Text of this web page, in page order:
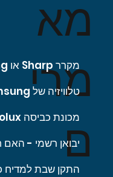
מא
מרי
ם
מקרר Sharp או Samsung?
טלוויזיה של Samsung או LG?
מכונת כביסה Electrolux
יבואן רשמי -
התקן שבת למדיח